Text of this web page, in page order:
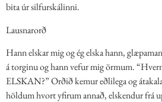
bita úr silfurskálinni.
Lausnarorð
Hann elskar mig og ég elska hann,
á torginu og hann vefur mig örmum.
ELSKAN?” Orðið kemur eðlilega og
höldum hvort yfirum annað, elskendur frá